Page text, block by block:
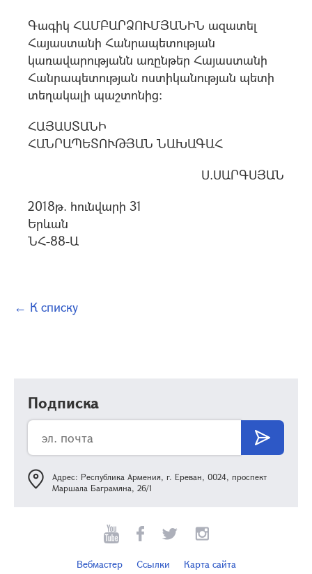
Գագիկ ՀԱՄԲԱՐՁՈՒՄՅԱՆԻՆ ազատել
Հայաստանի Հանրապետության
կառավարությանն առընթեր Հայաստանի
Հանրապետության ոստիկանության պետի
տեղակալի պաշտոնից։
ՀԱՅԱՍՏԱՆԻ
ՀԱՆՐԱՊԵՏՈՒԹՅԱՆ ՆԱԽԱԳԱՀ
Ս.ՍԱՐԳՍՅԱՆ
2018թ. հունվարի 31
Երևան
ՆՀ-88-Ա
← К списку
Подписка
Адрес: Республика Армения, г. Ереван, 0024, проспект
Маршала Баграмяна, 26/1
Вебмастер Ссылки Карта сайта